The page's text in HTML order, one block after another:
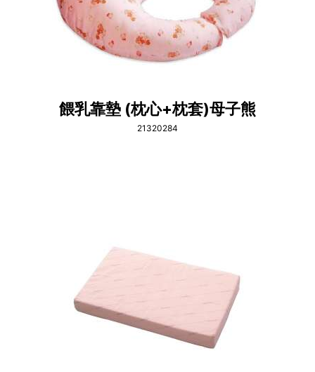
餵乳靠墊 (枕心+枕套)母子熊
21320284